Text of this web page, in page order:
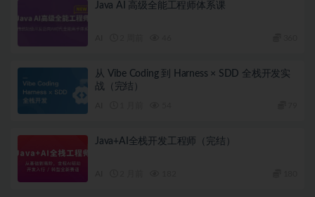
Java AI 高级全能工程师体系课
从 Vibe Coding 到 Harness × SDD 全栈开发实
战（完结）
Java+AI全栈开发工程师（完结）